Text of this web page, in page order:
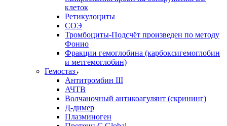
клеток
Ретикулоциты
СОЭ
Тромбоциты-Подсчёт произведен по методу
Фонио
Фракции гемоглобина (карбоксигемоглобин
и метгемоглобин)
Гемостаз
Антитромбин III
АЧТВ
Волчаночный антикоагулянт (скрининг)
Д-димер
Плазминоген